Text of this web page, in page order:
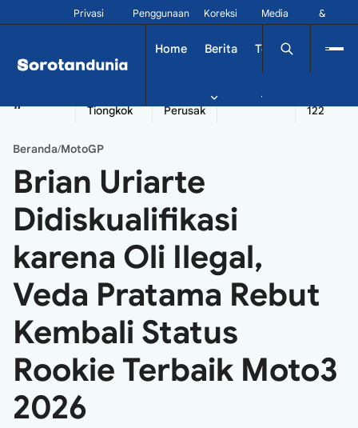
Privasi Penggunaan Koreksi
Media
&
Home Berita Tekno Dinamika
#
Tiongkok
Perusak
Seychelles
122
Beranda/MotoGP
Brian Uriarte
Didiskualifikasi
karena Oli Ilegal,
Veda Pratama Rebut
Kembali Status
Rookie Terbaik Moto3
2026